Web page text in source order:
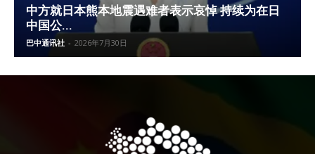
中方就日本熊本地震遇难者表示哀悼 持续为在日
中国公...
巴中通讯社 - 2026年7月30日